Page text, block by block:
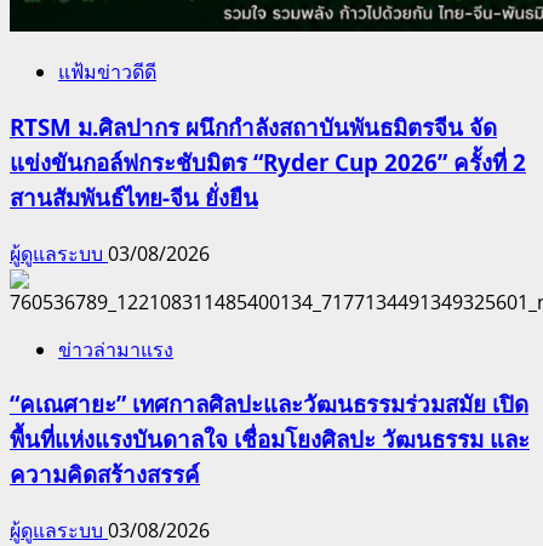
แฟ้มข่าวดีดี
RTSM ม.ศิลปากร ผนึกกำลังสถาบันพันธมิตรจีน จัด
แข่งขันกอล์ฟกระชับมิตร “Ryder Cup 2026” ครั้งที่ 2
สานสัมพันธ์ไทย-จีน ยั่งยืน
ผู้ดูแลระบบ 03/08/2026
ข่าวล่ามาแรง
“คเณศายะ” เทศกาลศิลปะและวัฒนธรรมร่วมสมัย เปิด
พื้นที่แห่งแรงบันดาลใจ เชื่อมโยงศิลปะ วัฒนธรรม และ
ความคิดสร้างสรรค์
ผู้ดูแลระบบ 03/08/2026